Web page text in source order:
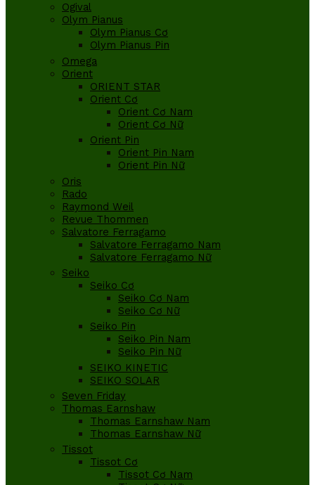
Ogival
Olym Pianus
Olym Pianus Cơ
Olym Pianus Pin
Omega
Orient
ORIENT STAR
Orient Cơ
Orient Cơ Nam
Orient Cơ Nữ
Orient Pin
Orient Pin Nam
Orient Pin Nữ
Oris
Rado
Raymond Weil
Revue Thommen
Salvatore Ferragamo
Salvatore Ferragamo Nam
Salvatore Ferragamo Nữ
Seiko
Seiko Cơ
Seiko Cơ Nam
Seiko Cơ Nữ
Seiko Pin
Seiko Pin Nam
Seiko Pin Nữ
SEIKO KINETIC
SEIKO SOLAR
Seven Friday
Thomas Earnshaw
Thomas Earnshaw Nam
Thomas Earnshaw Nữ
Tissot
Tissot Cơ
Tissot Cơ Nam